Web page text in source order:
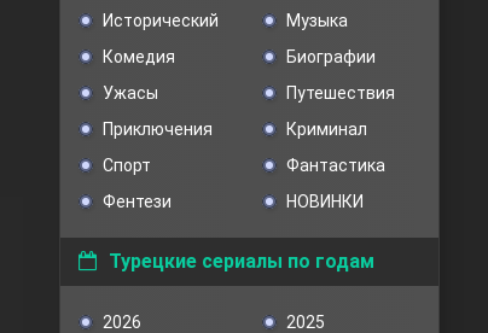
Исторический
Музыка
Комедия
Биографии
Ужасы
Путешествия
Приключения
Криминал
Спорт
Фантастика
Фентези
НОВИНКИ
Турецкие сериалы по годам
2026
2025